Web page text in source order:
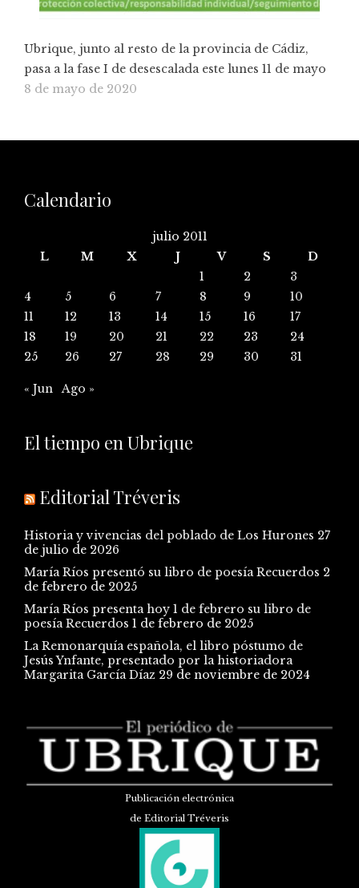
Ubrique, junto al resto de la provincia de Cádiz,
pasa a la fase I de desescalada este lunes 11 de mayo
8 de mayo de 2020
Calendario
julio 2011
L
M X J V S
D
1
2
3
4
5 6 7 8 9
10
11
12 13 14 15 16
17
18
19 20 21 22 23
24
25
26 27 28 29 30 31
« Jun Ago »
El tiempo en Ubrique
Editorial Tréveris
Historia y vivencias del poblado de Los Hurones 27
de julio de 2026
María Ríos presentó su libro de poesía Recuerdos 2
de febrero de 2025
María Ríos presenta hoy 1 de febrero su libro de
poesía Recuerdos 1 de febrero de 2025
La Remonarquía española, el libro póstumo de
Jesús Ynfante, presentado por la historiadora
Margarita García Díaz 29 de noviembre de 2024
Publicación electrónica
de Editorial Tréveris